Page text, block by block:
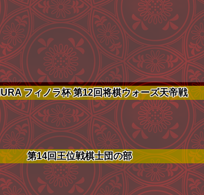
フィノラ杯 第12回将棋ウォーズ天帝戦
第14回王位戦棋士団の部